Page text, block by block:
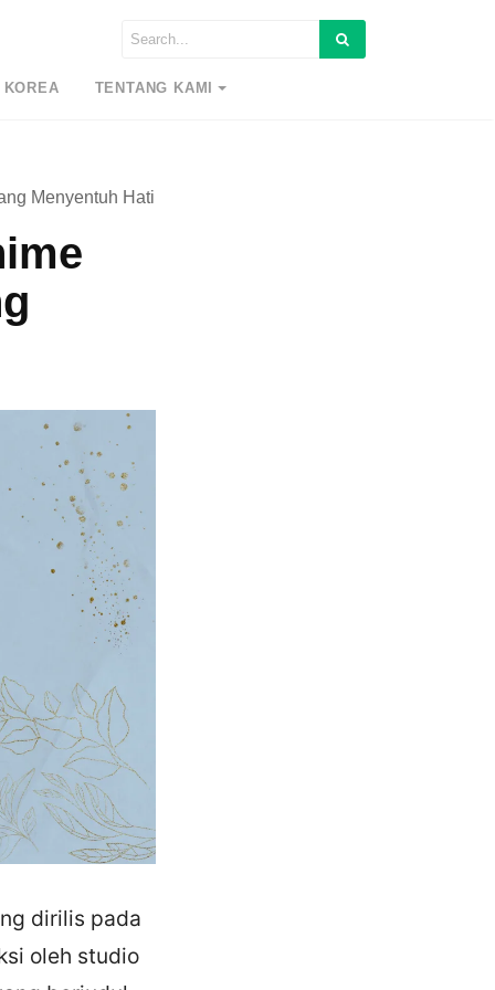
TENTANG KAMI
Menyentuh Hati
dirilis pada
oleh studio